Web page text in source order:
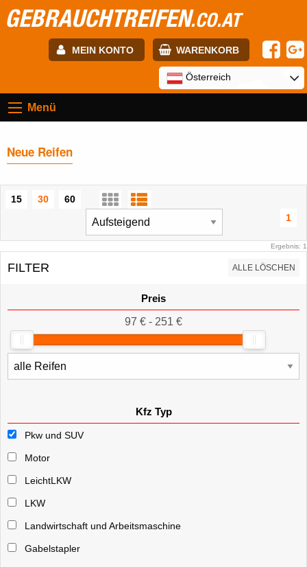
GEBRAUCHTREIFEN.CO.AT
MEIN KONTO WARENKORB
Passwort:
Österreich
Menü
Neue Reifen
15 30
60
1
Ergebnis: 1
FILTER ALLE LÖSCHEN
Preis
97 € - 251 €
Kfz Typ
Pkw und SUV
Motor
LeichtLKW
LKW
Landwirtschaft und Arbeitsmaschine
Gabelstapler